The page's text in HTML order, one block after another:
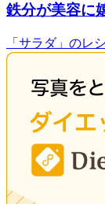
鉄分が美容に
「サラダ」のレ